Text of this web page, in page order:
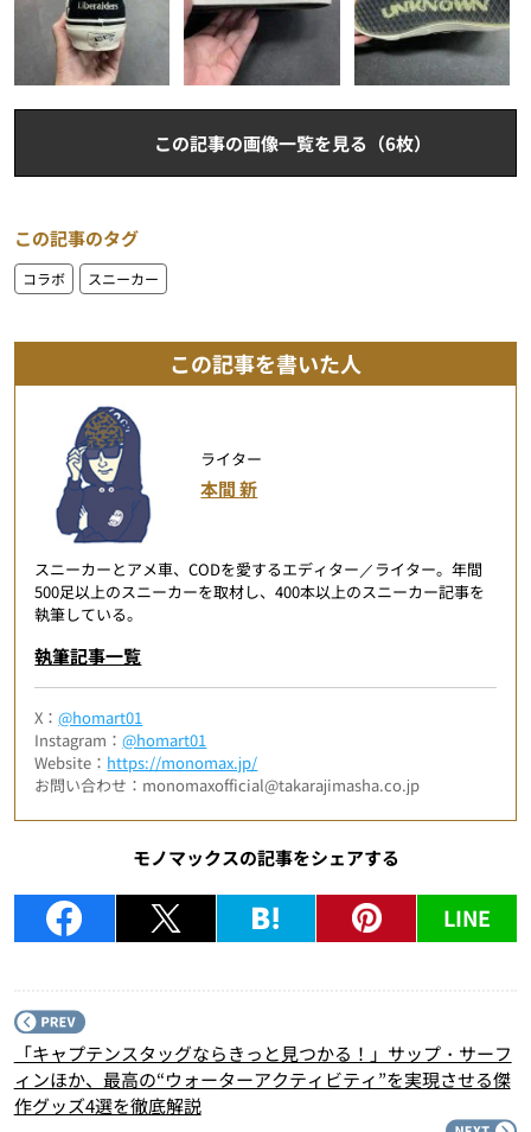
この記事の画像一覧を見る（6枚）
この記事のタグ
コラボ スニーカー
この記事を書いた人
ライター
本間 新
スニーカーとアメ車、CODを愛するエディター／ライター。年間
500足以上のスニーカーを取材し、400本以上のスニーカー記事を
執筆している。
執筆記事一覧
X：@homart01
Instagram：@homart01
Website： https://monomax.jp/
お問い合わせ：monomaxofficial@takarajimasha.co.jp
モノマックスの記事をシェアする
LINE
「キャプテンスタッグならきっと見つかる！」サップ・サーフ
ィンほか、最高の“ウォーターアクティビティ”を実現させる傑
作グッズ4選を徹底解説